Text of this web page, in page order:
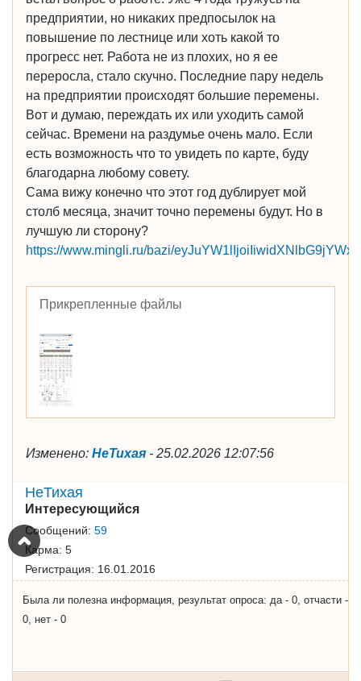
предприятии, но никаких предпосылок на
повышение по лестнице или хоть какой то
прогресс нет. Работа не из плохих, но я ее
переросла, стало скучно. Последние пару недель
на предприятии происходят большие перемены.
Вот и думаю, переждать их или уходить самой
сейчас. Времени на раздумье очень мало. Если
есть возможность что то увидеть по карте, буду
благодарна любому совету.
Сама вижу конечно что этот год дублирует мой
столб месяца, значит точно перемены будут. Но в
лучшую ли сторону?
https://www.mingli.ru/bazi/
Прикрепленные файлы
Изменено: НеТихая - 25.02.2026 12:07:56
НеТихая
Интересующийся
Сообщений: 59
Карма: 5
Регистрация: 16.01.2016
Была ли полезна информация, результат опроса: да - 0, отчасти -
0, нет - 0